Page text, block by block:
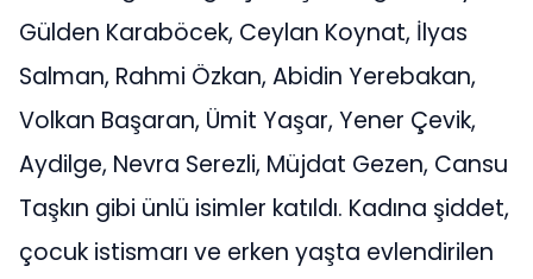
Gülden Karaböcek, Ceylan Koynat, İlyas
Salman, Rahmi Özkan, Abidin Yerebakan,
Volkan Başaran, Ümit Yaşar, Yener Çevik,
Aydilge, Nevra Serezli, Müjdat Gezen, Cansu
Taşkın gibi ünlü isimler katıldı. Kadına şiddet,
çocuk istismarı ve erken yaşta evlendirilen